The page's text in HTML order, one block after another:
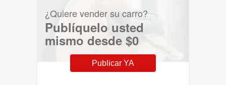
¿Quiere vender su carro?
Publíquelo usted
mismo desde $0
Publicar YA